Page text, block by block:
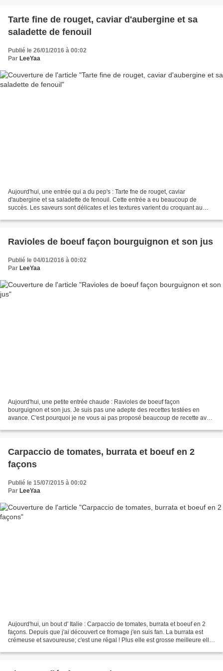
Tarte fine de rouget, caviar d'aubergine et sa
saladette de fenouil
Publié le 26/01/2016 à 00:02
Par LeeYaa
Aujourd'hui, une entrée qui a du pep's : Tarte fne de rouget, caviar
d'aubergine et sa saladette de fenouil. Cette entrée a eu beaucoup de
succès. Les saveurs sont délicates et les textures varient du croquant au
Ravioles de boeuf façon bourguignon et son jus
Publié le 04/01/2016 à 00:02
Par LeeYaa
Aujourd'hui, une petite entrée chaude : Ravioles de boeuf façon
bourguignon et son jus. Je suis pas une adepte des recettes testées en
avance. C'est pourquoi je ne vous ai pas proposé beaucoup de recette avant
Carpaccio de tomates, burrata et boeuf en 2
façons
Publié le 15/07/2015 à 00:02
Par LeeYaa
Aujourd'hui, un bout d' Italie : Carpaccio de tomates, burrata et boeuf en 2
façons. Depuis que j'ai découvert ce fromage j'en suis fan. La burrata est
crémeuse et savoureuse; c'est une régal ! Plus elle est grosse meilleure elle